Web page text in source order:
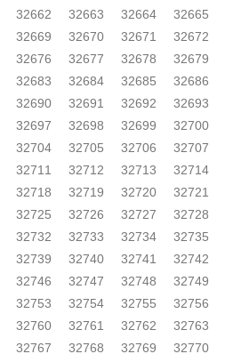
32662 32663 32664
32665
32669 32670 32671
32672
32676 32677 32678
32679
32683 32684 32685
32686
32690 32691 32692
32693
32697 32698 32699
32700
32704 32705 32706
32707
32711 32712 32713
32714
32718 32719 32720
32721
32725 32726 32727
32728
32732 32733 32734
32735
32739 32740 32741
32742
32746 32747 32748
32749
32753 32754 32755
32756
32760 32761 32762
32763
32767 32768 32769 32770